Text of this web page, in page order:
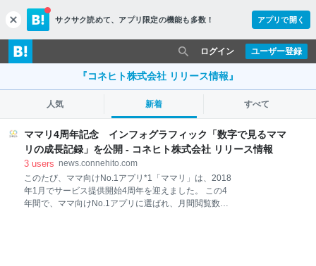
c
l
o
s
サクサク読めて、 アプリ限定の機能も多数！ アプリで開く
ユーザー登録
ログイン
『コネヒト株式会社 リリース情報』
人気 新着 すべて
ママリ4周年記念 インフォグラフィック「数字で見るママ
リの成長記録」を公開 - コネヒト株式会社 リリース情報
3 users news.connehito.com
このたび、ママ向けNo.1アプリ*1「ママリ」は、2018
年1月でサービス提供開始4周年を迎えました。 この4
年間で、ママ向けNo.1アプリに選ばれ、月間閲覧数約